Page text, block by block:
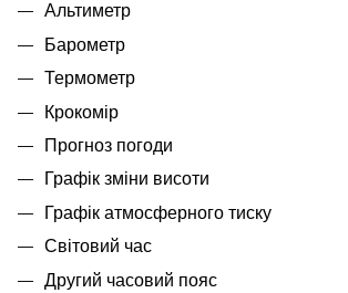
Альтиметр
Барометр
Термометр
Крокомір
Прогноз погоди
Графік зміни висоти
Графік атмосферного тиску
Світовий час
Другий часовий пояс